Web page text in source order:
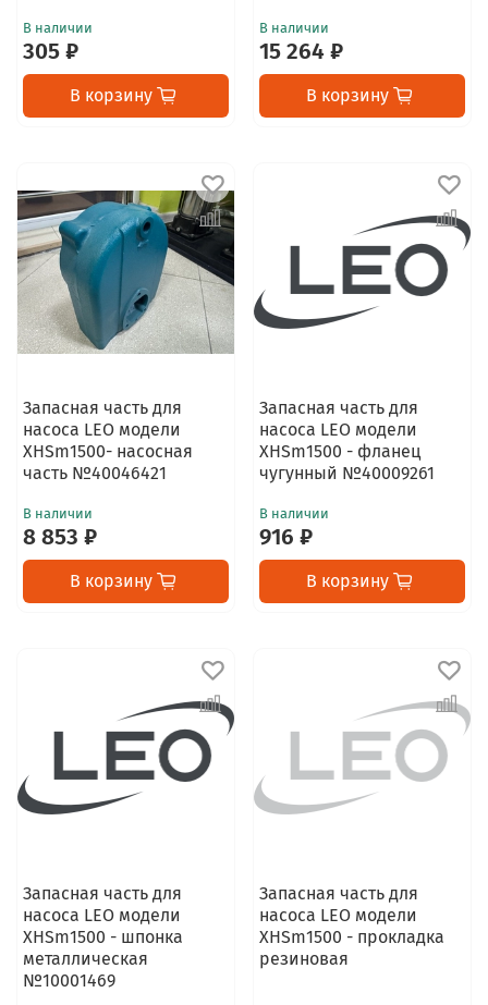
В наличии
305 ₽
В корзину
В наличии
15 264 ₽
В корзину
Запасная часть для
насоса LEO модели
XHSm1500- насосная
часть №40046421
В наличии
8 853 ₽
В корзину
Запасная часть для
насоса LEO модели
XHSm1500 - фланец
чугунный №40009261
В наличии
916 ₽
В корзину
Запасная часть для
насоса LEO модели
XHSm1500 - шпонка
металлическая
№10001469
Запасная часть для
насоса LEO модели
XHSm1500 - прокладка
резиновая